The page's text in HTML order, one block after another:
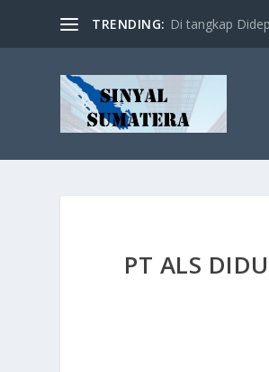
TRENDING: Di tangkap
PT ALS